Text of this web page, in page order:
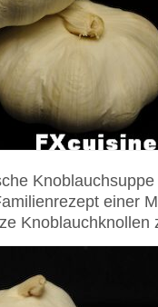
einer
Knoblauchknollen